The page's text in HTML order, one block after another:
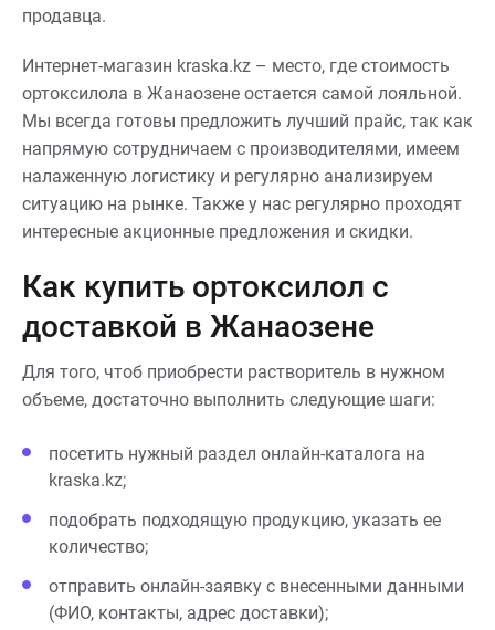
продавца.
Интернет-магазин kraska.kz – место, где стоимость
ортоксилола в Жанаозене остается самой лояльной.
Мы всегда готовы предложить лучший прайс, так как
напрямую сотрудничаем с производителями, имеем
налаженную логистику и регулярно анализируем
ситуацию на рынке. Также у нас регулярно проходят
интересные акционные предложения и скидки.
Как купить ортоксилол с
доставкой в Жанаозене
Для того, чтоб приобрести растворитель в нужном
объеме, достаточно выполнить следующие шаги:
посетить нужный раздел онлайн-каталога на
kraska.kz;
подобрать подходящую продукцию, указать ее
количество;
отправить онлайн-заявку с внесенными данными
(ФИО, контакты, адрес доставки);